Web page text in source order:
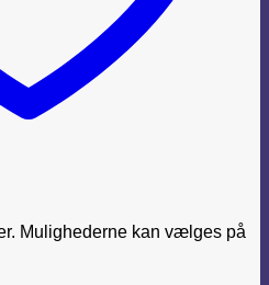
Mulighederne kan vælges på